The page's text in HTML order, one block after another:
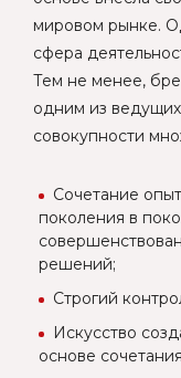
мировом рынке.
сфера
Тем не менее,
одним из ведущих
совокупности
Сочетание
поколения в
решений;
Строгий
Искусство
основе